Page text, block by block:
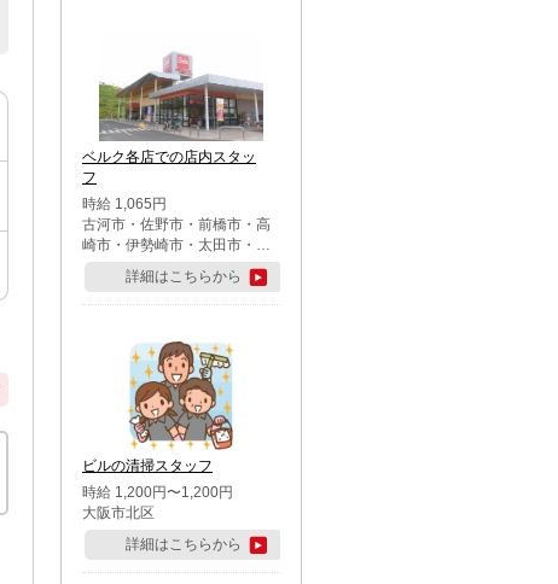
ベルク各店での店内スタッ
フ
時給 1,065円
古河市・佐野市・前橋市・高
崎市・伊勢崎市・太田市・館
林市・藤岡市・大泉町・さい
たま市北区・川越市・熊谷
市・行田市・秩父市・所沢
市・鶴ケ島市・千葉市中央
区・市川市・松戸市・習志野
市・柏市・流山市・八千代
市・足立区・江戸川区・八王
子市・町田市
詳細はこちらから
ビルの清掃スタッフ
時給 1,200円〜1,200円
大阪市北区
詳細はこちらから